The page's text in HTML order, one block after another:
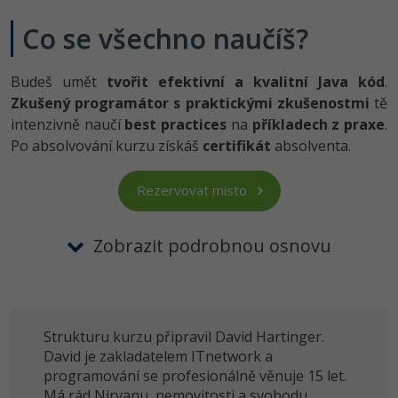
SEO specialista
Pro děti
Více
Fórum
Kurzy e-commerce
Datová analýza
Marketing -30%
WordPress
-80%
Adobe Illustrator -80%
Adobe Lightroom -30%
Kariéra
Pro firmy
Co se všechno naučíš?
Budeš umět tvořit efektivní a kvalitní Java kód.
Zkušený programátor s praktickými zkušenostmi tě
intenzivně naučíbest practices na příkladech z praxe.
Po absolvování kurzu získáš certifikát absolventa.
Rezervovat místo
Zobrazit podrobnou osnovu
Strukturu kurzu připravil David Hartinger.
David je zakladatelem ITnetwork a
programování se profesionálně věnuje 15 let.